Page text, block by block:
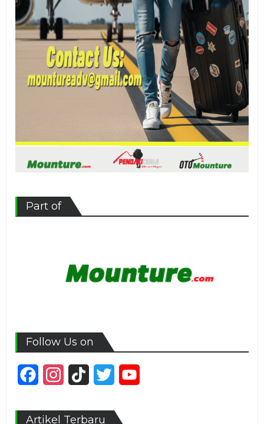
Part of
Follow Us on
FacebookInstagram
TikTok Twitter
Artikel Terbaru